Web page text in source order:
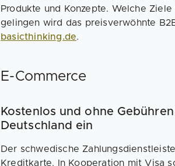
Produkte und Konzepte. Welche
gelingen wird das preisverwöhnte
basicthinking.de.
E-Commerce
Kostenlos und ohne
Deutschland ein
Der schwedische
Kreditkarte. In Kooperation mit Visa